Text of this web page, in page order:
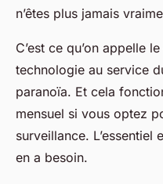
n’êtes plus jamais
C’est ce qu’on appelle le
technologie au service
paranoïa. Et cela
mensuel si vous optez
surveillance.
en a besoin.